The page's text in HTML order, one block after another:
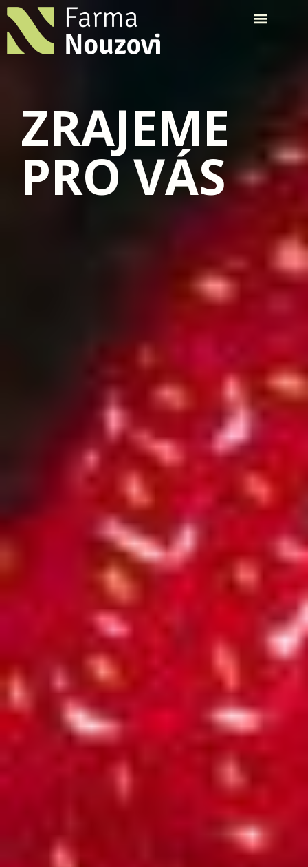
ZRAJEME
PRO VÁS